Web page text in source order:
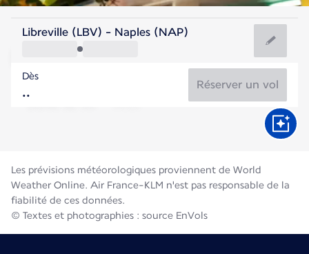
Italie
Naples
Italie
Durée du vol
Libreville (LBV) - Naples (NAP)
Dès
Réserver un vol
Les prévisions météorologiques proviennent de World
Weather Online. Air France-KLM n'est pas responsable de la
fiabilité de ces données.
© Textes et photographies : source EnVols